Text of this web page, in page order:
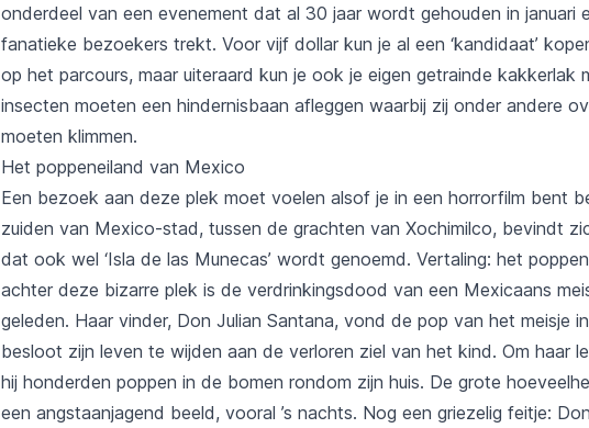
onderdeel van een evenement dat al 30 jaar wordt gehouden in januari
fanatieke bezoekers trekt. Voor vijf dollar kun je al een ‘kandidaat’
op het parcours, maar uiteraard kun je ook je eigen getrainde kakkerlak
insecten moeten een hindernisbaan afleggen waarbij zij onder andere
moeten klimmen.
Het poppeneiland van Mexico
Een bezoek aan deze plek moet voelen alsof je in een horrorfilm bent
zuiden van Mexico-stad, tussen de grachten van Xochimilco, bevindt
dat ook wel ‘Isla de las Munecas’ wordt genoemd. Vertaling: het
achter deze bizarre plek is de verdrinkingsdood van een Mexicaans
geleden. Haar vinder, Don Julian Santana, vond de pop van het meisje
besloot zijn leven te wijden aan de verloren ziel van het kind. Om haar
hij honderden poppen in de bomen rondom zijn huis. De grote
een angstaanjagend beeld, vooral ’s nachts. Nog een griezelig feitje: